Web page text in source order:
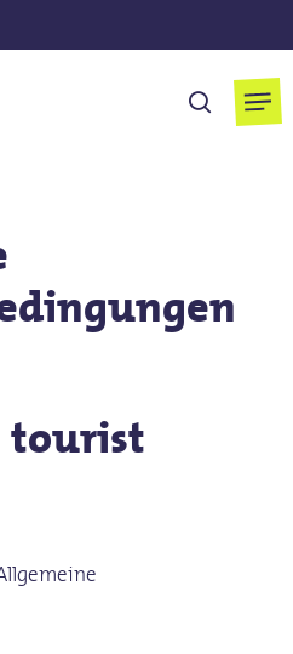
suchen
tourist